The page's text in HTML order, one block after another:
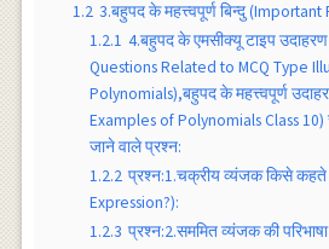
1.2 3.बहुपद के महत्त्वपूर्ण बिन्दु
1.2.1 4.बहुपद के एमसीक्यू टाइप
Questions Related to MCQ Type
Polynomials),बहुपद के महत्त्वपूर्ण
Examples of Polynomials Class
जाने वाले प्रश्न:
1.2.2 प्रश्न:1.चक्रीय व्यंजक किसे कहते
Expression?):
1.2.3 प्रश्न:2.सममित व्यंजक की